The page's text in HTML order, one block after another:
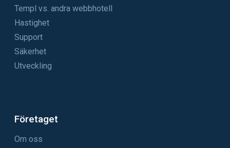
Templ vs. andra webbhotell
Hastighet
Support
Säkerhet
Utveckling
Företaget
Om oss